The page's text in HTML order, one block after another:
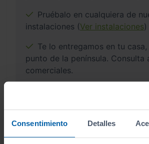
Consentimiento Detalles
Pruébalo en cualquiera de
instalaciones (Ver instalaciones)
Te lo entregamos en tu
punto de la península. Consulta
comerciales.
¿Por qué comprar en